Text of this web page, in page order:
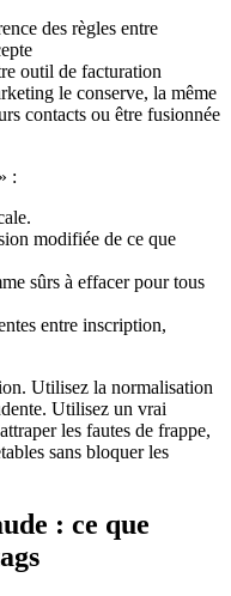
des règles entre
outil de facturation
le conserve, la même
contacts ou être fusionnée
:
modifiée de ce que
sûrs à effacer pour tous
entre inscription,
Utilisez la normalisation
Utilisez un vrai
les fautes de frappe,
sans bloquer les
: ce que